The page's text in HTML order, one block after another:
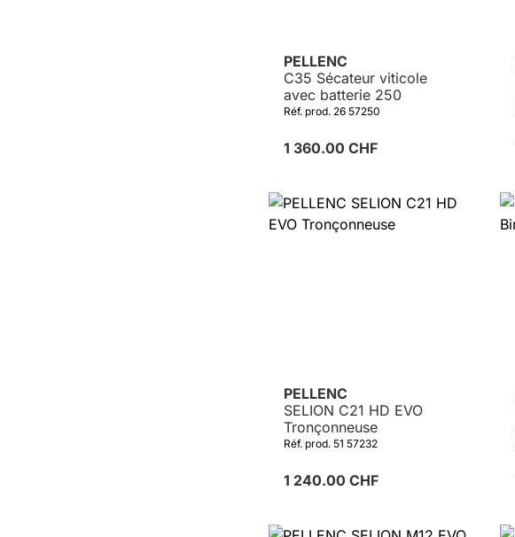
PELLENC
C35 Sécateur viticole
avec batterie 250
Réf. prod. 26 57250
1 360.00 CHF
PELLENC
SELION C21 HD EVO
Tronçonneuse
Réf. prod. 51 57232
1 240.00 CHF